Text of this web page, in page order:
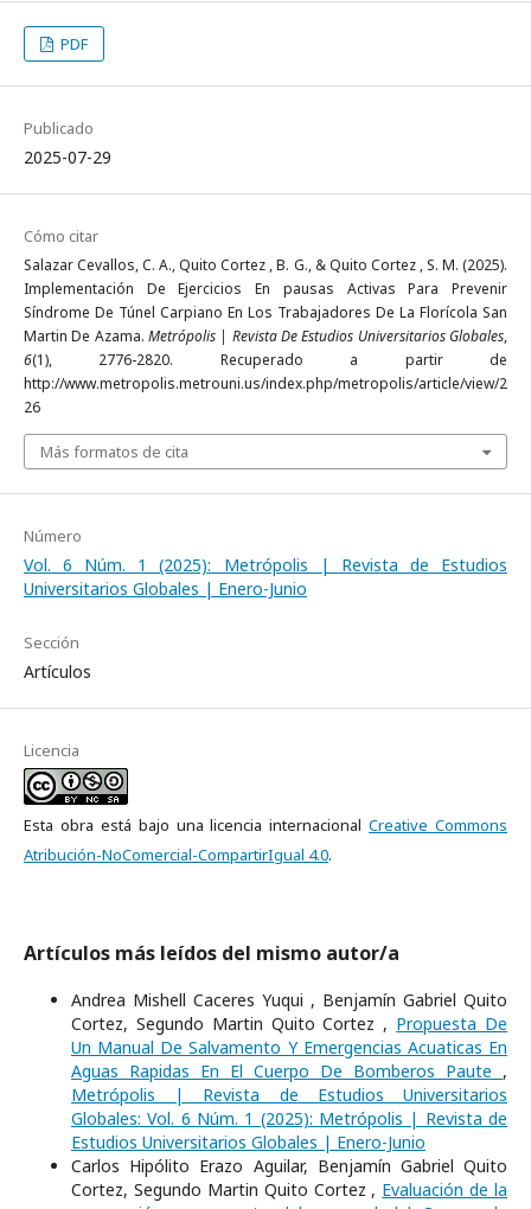
PDF
Publicado
2025-07-29
Cómo citar
Salazar Cevallos, C. A., Quito Cortez , B. G., & Quito Cortez , S. M. (2025).
Implementación De Ejercicios En pausas Activas Para Prevenir
Síndrome De Túnel Carpiano En Los Trabajadores De La Florícola San
Martin De Azama. Metrópolis | Revista De Estudios Universitarios Globales,
6(1), 2776-2820. Recuperado a partir de
http://www.metropolis.metrouni.us/index.php/metropolis/article/view/2
26
Más formatos de cita
Número
Vol. 6 Núm. 1 (2025): Metrópolis | Revista de Estudios
Universitarios Globales | Enero-Junio
Sección
Artículos
Licencia
Esta obra está bajo una licencia internacionalCreative Commons
Atribución-NoComercial-CompartirIgual 4.0.
Artículos más leídos del mismo autor/a
Andrea Mishell Caceres Yuqui , Benjamín Gabriel Quito
Cortez, Segundo Martin Quito Cortez , Propuesta De
Un Manual De Salvamento Y Emergencias Acuaticas En
Aguas Rapidas En El Cuerpo De Bomberos Paute ,
Metrópolis | Revista de Estudios Universitarios
Globales: Vol. 6 Núm. 1 (2025): Metrópolis | Revista de
Estudios Universitarios Globales | Enero-Junio
Carlos Hipólito Erazo Aguilar, Benjamín Gabriel Quito
Cortez, Segundo Martin Quito Cortez , Evaluación de la